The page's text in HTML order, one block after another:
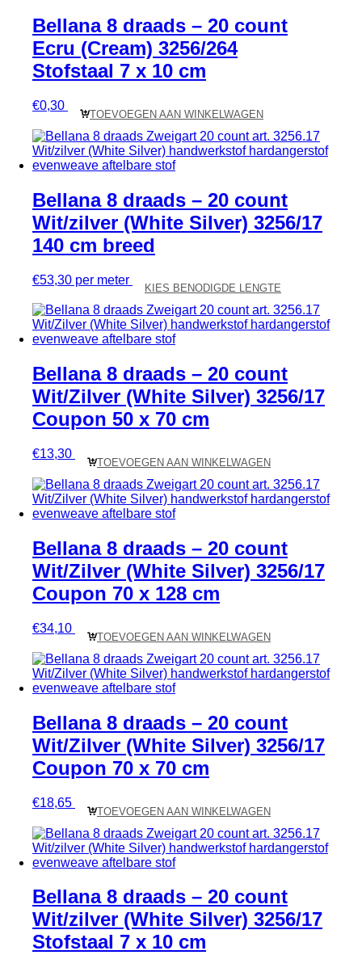
Bellana 8 draads – 20 count
Ecru (Cream) 3256/264
Stofstaal 7 x 10 cm
€0,30
TOEVOEGEN AAN WINKELWAGEN
Bellana 8 draads – 20 count
Wit/zilver (White Silver) 3256/17
140 cm breed
€53,30 per meter
KIES BENODIGDE LENGTE
Bellana 8 draads – 20 count
Wit/Zilver (White Silver) 3256/17
Coupon 50 x 70 cm
€13,30
TOEVOEGEN AAN WINKELWAGEN
Bellana 8 draads – 20 count
Wit/Zilver (White Silver) 3256/17
Coupon 70 x 128 cm
€34,10
TOEVOEGEN AAN WINKELWAGEN
Bellana 8 draads – 20 count
Wit/Zilver (White Silver) 3256/17
Coupon 70 x 70 cm
€18,65
TOEVOEGEN AAN WINKELWAGEN
Bellana 8 draads – 20 count
Wit/zilver (White Silver) 3256/17
Stofstaal 7 x 10 cm